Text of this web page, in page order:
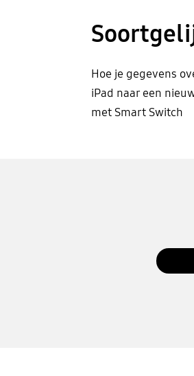
Hoe je gegevens
iPad naar een
met Smart Switch